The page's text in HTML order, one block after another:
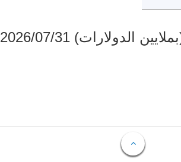
2026/07/31